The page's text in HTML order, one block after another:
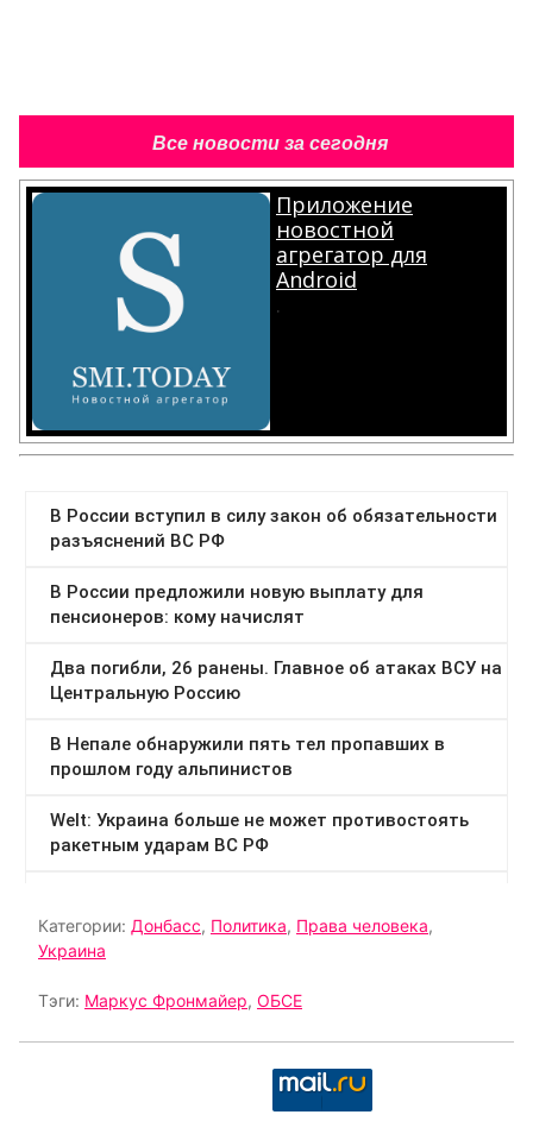
Все новости за сегодня
Приложение
новостной
агрегатор для
Android
.
Категории: Донбасс, Политика, Права человека,
Украина
Тэги: Маркус Фронмайер, ОБСЕ